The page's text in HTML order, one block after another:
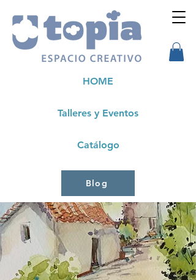
Talleres y Eventos
HOME
Catálogo
Blog